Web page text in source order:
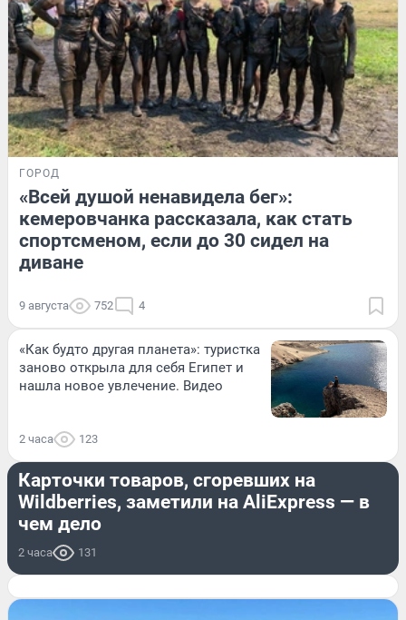
ГОРОД
«Всей душой ненавидела бег»:
кемеровчанка рассказала, как стать
спортсменом, если до 30 сидел на
диване
9 августа 752 4
«Как будто другая планета»: туристка
заново открыла для себя Египет и
нашла новое увлечение. Видео
2 часа 123
БИЗНЕС
Карточки товаров, сгоревших на
Wildberries, заметили на AliExpress — в
чем дело
2 часа 131